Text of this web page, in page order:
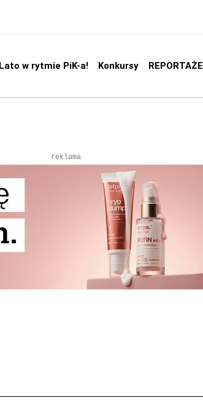
Lato w rytmie PiK-a! Konkursy REPORTAŻE
reklama